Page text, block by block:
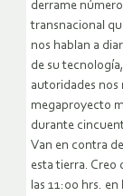
derrame
transnacional
nos hablan a
de su
autoridades nos
megaproyecto
durante
Van en contra
esta tierra. Creo
las 11:00 hrs.